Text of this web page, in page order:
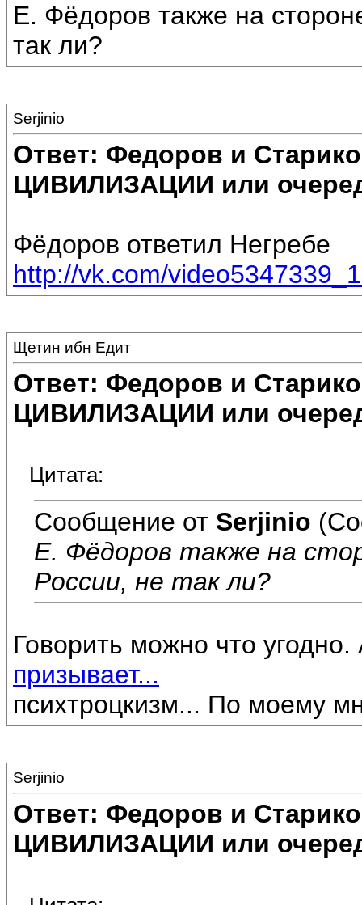
Е. Фёдоров также на
так ли?
Serjinio
Ответ: Федоров и
ЦИВИЛИЗАЦИИ или
Фёдоров ответил Негребе
http://vk.com/
Щетин ибн Едит
Ответ: Федоров и
ЦИВИЛИЗАЦИИ или
Цитата:
Сообщение от Serjinio
Е. Фёдоров также на
России, не так ли?
Говорить можно что
призывает...
психтроцкизм... По моему
Serjinio
Ответ: Федоров и
ЦИВИЛИЗАЦИИ или